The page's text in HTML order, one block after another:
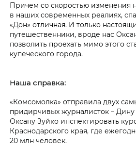
Причем со скоростью изменения
в наших современных реалиях,
«Дон» отличная. И только
путешественники, вроде нас
позволить проехать мимо этого
купеческого города.
Наша справка:
«Комсомолка» отправила двух
придирчивых журналисток –
Оксану Зуйко инспектировать
Краснодарского края, где
20 млн человек.